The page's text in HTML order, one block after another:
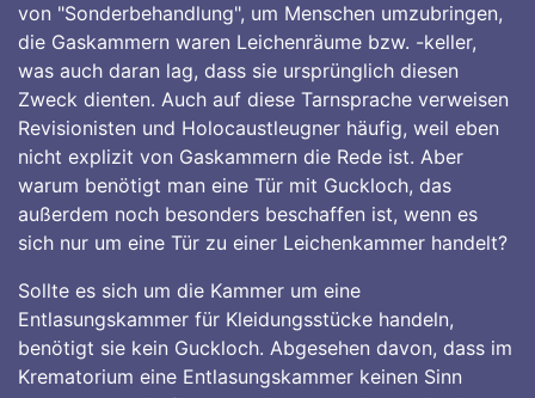
von "Sonderbehandlung", um Menschen umzubringen,
die Gaskammern waren Leichenräume bzw. -keller,
was auch daran lag, dass sie ursprünglich diesen
Zweck dienten. Auch auf diese Tarnsprache verweisen
Revisionisten und Holocaustleugner häufig, weil eben
nicht explizit von Gaskammern die Rede ist. Aber
warum benötigt man eine Tür mit Guckloch, das
außerdem noch besonders beschaffen ist, wenn es
sich nur um eine Tür zu einer Leichenkammer handelt?
Sollte es sich um die Kammer um eine
Entlasungskammer für Kleidungsstücke handeln,
benötigt sie kein Guckloch. Abgesehen davon, dass im
Krematorium eine Entlasungskammer keinen Sinn